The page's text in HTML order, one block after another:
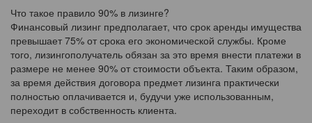
Что такое правило 90% в лизинге?
Финансовый лизинг предполагает, что срок аренды имущества
превышает 75% от срока его экономической службы. Кроме
того, лизингополучатель обязан за это время внести платежи в
размере не менее 90% от стоимости объекта. Таким образом,
за время действия договора предмет лизинга практически
полностью оплачивается и, будучи уже использованным,
переходит в собственность клиента.